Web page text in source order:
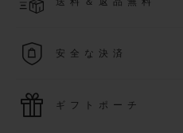
詳細を表示する
より異なる場合がございます
す
安全な決済
ご購入は迅速で安全に処理され
ギフトポーチ